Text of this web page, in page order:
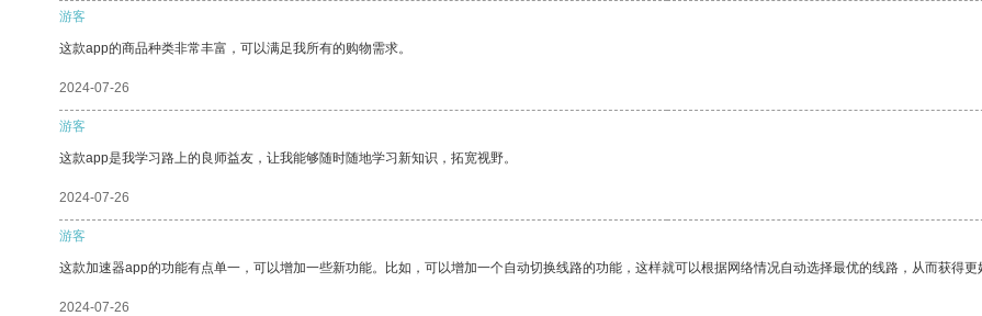
游客
这款app的商品种类非常丰富，可以满足我所有的购物需求。
2024-07-26
游客
这款app是我学习路上的良师益友，让我能够随时随地学习新知识，拓宽视野。
2024-07-26
游客
这款加速器app的功能有点单一，可以增加一些新功能。比如，可以增加一个自动切换线路的功能，这样就可以根据网络情况自动选择最优的线路，从而获得更
2024-07-26